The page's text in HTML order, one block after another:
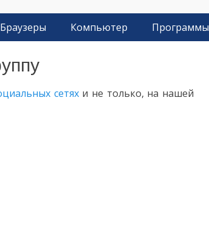
Браузеры Компьютер Программы
сетяхи не только, на нашей